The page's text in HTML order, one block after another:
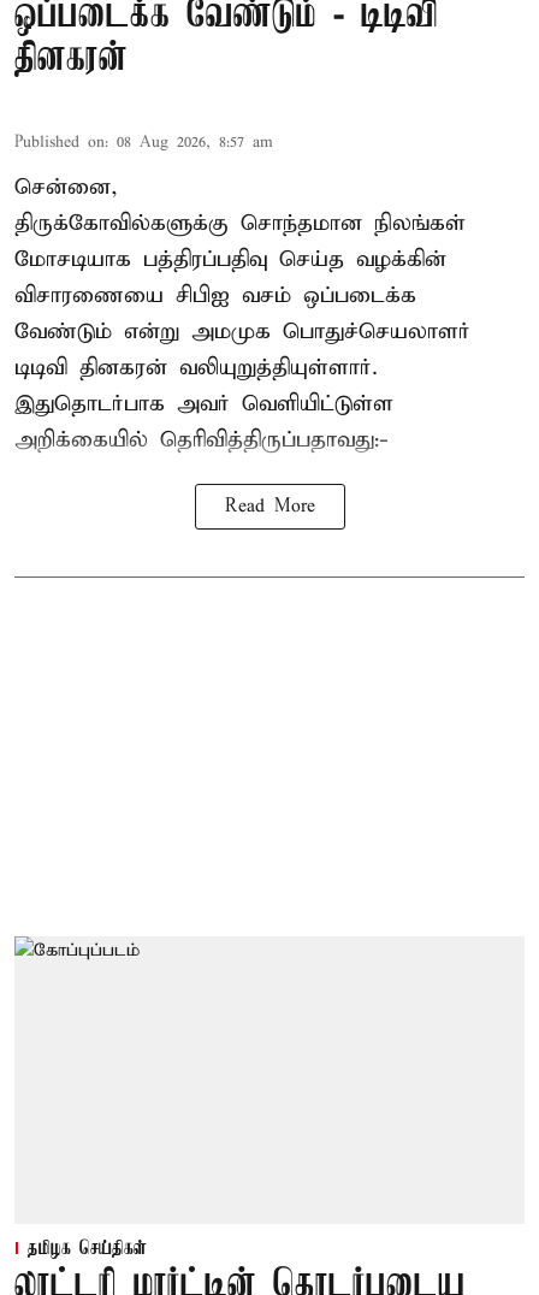
ஒப்படைக்க வேண்டும் - டிடிவி
தினகரன்
Published on: 08 Aug 2026, 8:57 am
சென்னை,
திருக்கோவில்களுக்கு சொந்தமான நிலங்கள்
மோசடியாக பத்திரப்பதிவு செய்த வழக்கின்
விசாரணையை சிபிஐ வசம் ஒப்படைக்க
வேண்டும் என்று அமமுக பொதுச்செயலாளர்
டிடிவி தினகரன் வலியுறுத்தியுள்ளார்.
இதுதொடர்பாக அவர் வெளியிட்டுள்ள
அறிக்கையில் தெரிவித்திருப்பதாவது:-
Read More
தமிழக செய்திகள்
லாட்டரி மார்ட்டின் தொடர்புடைய